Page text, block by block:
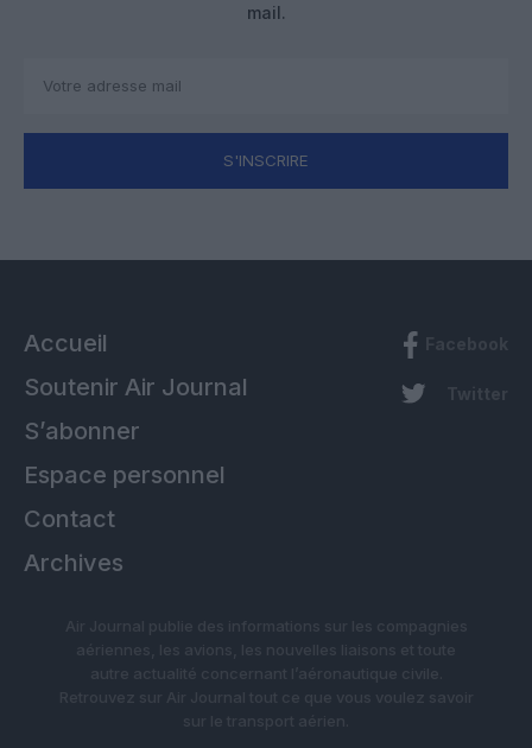
mail.
S'INSCRIRE
Accueil
Soutenir Air Journal
S’abonner
Espace personnel
Contact
Archives